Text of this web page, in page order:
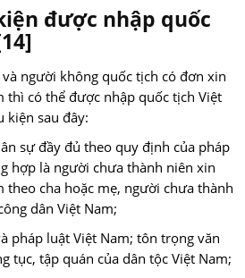
được nhập quốc
người không quốc tịch có đơn xin
thì có thể được nhập quốc tịch Việt
kiện sau đây:
sự đầy đủ theo quy định của pháp
hợp là người chưa thành niên xin
theo cha hoặc mẹ, người chưa thành
dân Việt Nam;
pháp luật Việt Nam; tôn trọng văn
tục, tập quán của dân tộc Việt Nam;